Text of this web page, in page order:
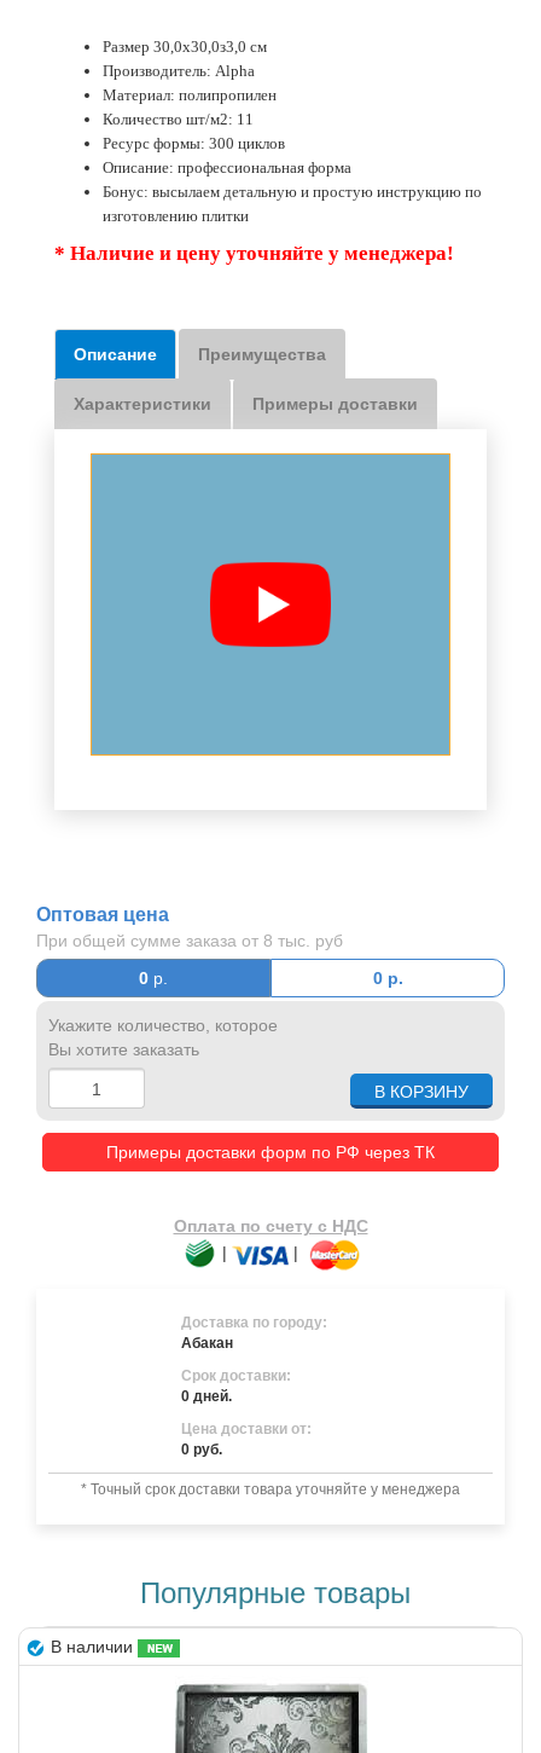
Размер 30,0х30,0з3,0 см
Производитель: Alpha
Материал: полипропилен
Количество шт/м2: 11
Ресурс формы: 300 циклов
Описание: профессиональная форма
Бонус: высылаем детальную и простую инструкцию по
изготовлению плитки
* Наличие и цену уточняйте у менеджера!
Описание Преимущества
Характеристики Примеры доставки
Оптовая цена
При общей сумме заказа от 8 тыс. руб
0 р. 0 р.
Укажите количество, которое
Вы хотите заказать
Примеры доставки форм по РФ через ТК
Оплата по счету с НДС
|
|
Доставка по городу:
Абакан
Срок доставки:
0 дней.
Цена доставки от:
0 руб.
* Точный срок доставки товара уточняйте у менеджера
Популярные товары
В наличии